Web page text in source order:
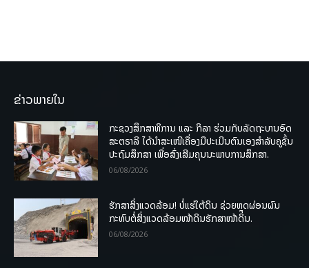
ຂ່າວພາຍໃນ
ກະຊວງສຶກສາທິການ ແລະ ກິລາ ຮ່ວມກັບລັດຖະບານອົດ
ສະຕຣາລີ ໄດ້ນຳສະເໜີເຄື່ອງມືປະເມີນຕົນເອງສຳລັບຄູຊັ້ນ
ປະຖົມສຶກສາ ເພື່ອສົ່ງເສີມຄຸນນະພາບການສຶກສາ.
06/08/2026
ຮັກສາສິ່ງແວດລ້ອມ! ບໍ່ແຮ່ໃຕ້ດິນ ຊ່ວຍຫຼຸດຜ່ອນຜົນ
ກະທົບຕໍ່ສິ່ງແວດລ້ອມໜ້າດິນຮັກສາໜ້າດິນ.
06/08/2026